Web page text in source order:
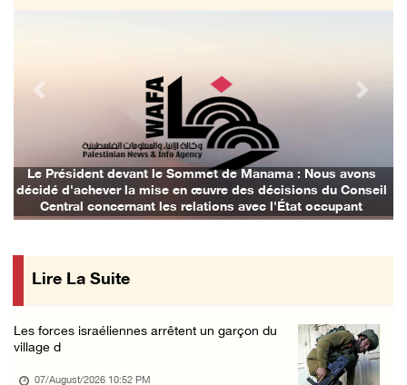
07/August/2026 02:45 PM
La présidence palestinienne condamne les att ...
07/August/2026 02:42 PM
Incursions et barrages improvisés : les colo ...
07/August/2026 02:13 PM
Khalayel al-Louz : des colons attaquent un c ...
Nouvelle attaque de colons à Ramallah : une ...
le Sommet de Manama : Nous avons
la mise en œuvre des décisions du Conseil
les relations avec l'État occupant
Les avions
Previous Next
Lire La Suite
Les forces israéliennes arrêtent un garçon du
village d
07/August/2026 10:52 PM